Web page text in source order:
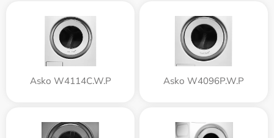
Asko W4114C.W.P Asko W4096P.W.P